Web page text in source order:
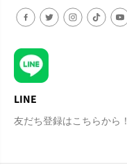
LINE
友だち登録はこちらから！